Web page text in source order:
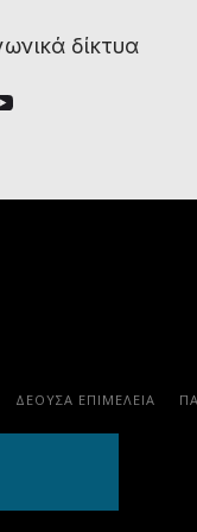
δίκτυα
ΔΕΟΥΣΑ ΕΠΙΜΕΛΕΙΑ